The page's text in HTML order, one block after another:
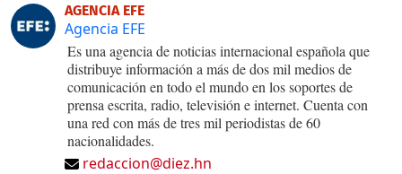
AGENCIA EFE
Agencia EFE
Es una agencia de noticias internacional española que
distribuye información a más de dos mil medios de
comunicación en todo el mundo en los soportes de
prensa escrita, radio, televisión e internet. Cuenta con
una red con más de tres mil periodistas de 60
nacionalidades.
redaccion@diez.hn